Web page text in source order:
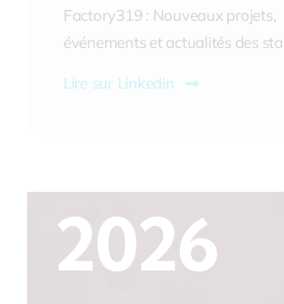
Factory319 : Nouveaux projets,
événements et actualités des
Lire sur Linkedin
2026